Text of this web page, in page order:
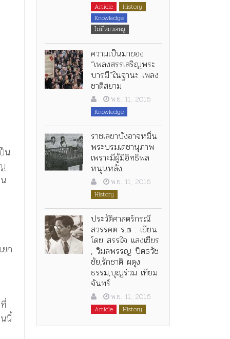
น
ก
นี้
Article
History
Knowledge
ไม่มีหมวดหมู่
ความเป็นมาของ
“เพลงสรรเสริญพระ
บารมี”ในฐานะ เพลง
ชาติสยาม
พ.ย. 11, 2016
Knowledge
ราชเลขาบังอาจหมิ่น
พระบรมเดชานุภาพ
เพราะมีผู้มีอิทธิพล
หนุนหลัง
พ.ย. 11, 2016
History
ประวัติศาสตร์กรณี
สวรรคต ร.๘ : เขียน
โดย สรรใจ แสงเชียร
, วิมลพรรญ ปีตธวัช
ชัย,รักชาติ ผดุง
ธรรม,บุญร่วม เทียม
จันทร์
พ.ย. 11, 2016
Article History